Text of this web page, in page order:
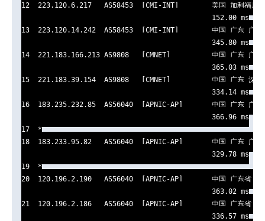
12  223.120.6.217   AS58453  [CMI-INT]        美国 加利福尼
                                              152.00 ms
13  223.120.14.242  AS58453  [CMI-INT]        中国 广东 广
                                              345.80 ms
14  221.183.166.213 AS9808   [CMNET]          中国 广东 广
                                              365.03 ms
15  221.183.39.154  AS9808   [CMNET]          中国 广东 深
                                              334.14 ms
16  183.235.232.85  AS56040  [APNIC-AP]       中国 广东 广
                                              366.96 ms
17  *
18  183.233.95.82   AS56040  [APNIC-AP]       中国 广东 广
                                              329.78 ms
19  *
20  120.196.2.190   AS56040  [APNIC-AP]       中国 广东省 广
                                              363.02 ms
21  120.196.2.186   AS56040  [APNIC-AP]       中国 广东省 广
                                              336.57 ms